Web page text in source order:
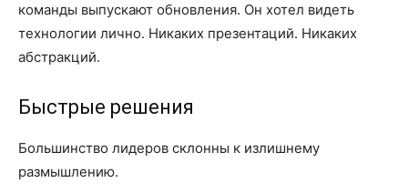
команды выпускают обновления. Он хотел видеть
технологии лично. Никаких презентаций. Никаких
абстракций.
Быстрые решения
Большинство лидеров склонны к излишнему
размышлению.